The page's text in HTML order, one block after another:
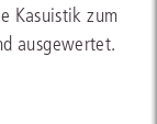
Kasuistik zum
ausgewertet.